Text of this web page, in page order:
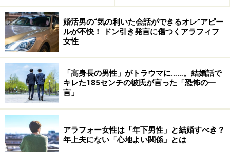
スルーでいいんじゃないのと同僚に言われたため、彼女
は返事をしなかった。そもそも「手紙なんて重いわ」と
感じていた。
上司に相談することに
「でも3日後、また手紙が来たんです。今度は妙に軽い
調子で、『ボクはカラオケが好きなんです。今度一緒に
行ってもらえませんか』って。いや、まず相手の趣味を
聞くのが先だろと思いました。こういうところが『お
婚活男の“気の利いた会話ができるオレ”アピー
ルが不快！ ドン引き発言に傷つくアラフィフ
女性
「高身長の男性」がトラウマに……。結婚話で
キレた185センチの彼氏が言った「恐怖の一
言」
アラフォー女性は「年下男性」と結婚すべき？
年上夫にない「心地よい関係」とは